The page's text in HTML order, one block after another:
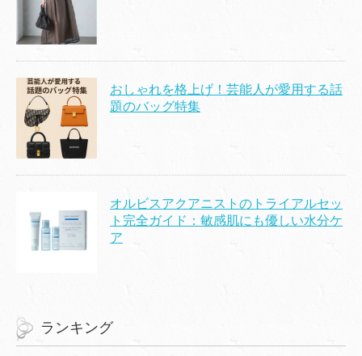
おしゃれを格上げ！芸能人が愛用する話
題のバッグ特集
オルビスアクアニストのトライアルセッ
ト完全ガイド：敏感肌にも優しい水分ケ
ア
ランキング